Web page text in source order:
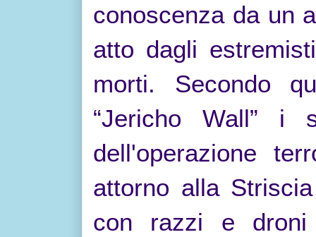
conoscenza da un
atto dagli
morti. Secondo
“Jericho Wall” i
dell'operazione
attorno alla
con razzi e